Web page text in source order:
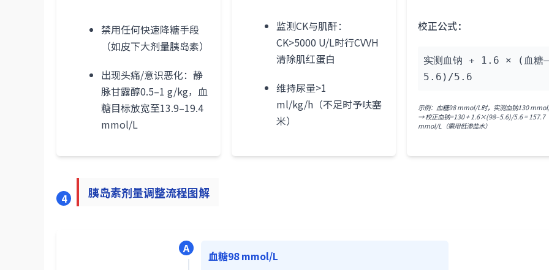
禁用任何快速降糖手段
（如皮下大剂量胰岛素）
出现头痛/意识恶化：静
脉甘露醇0.5–1 g/kg，血
糖目标放宽至13.9–19.4
mmol/L
监测CK与肌酐：
CK>5000 U/L时行CVVH
清除肌红蛋白
维持尿量>1
ml/kg/h（不足时予呋塞
米）
校正公式：
实测血钠 + 1.6 × (血糖–
5.6)/5.6
示例：血糖98 mmol/L时，实测血钠130
→ 校正血钠=130 + 1.6×(98–5.6)/5.6 = 157.7
mmol/L（需用低渗盐水）
4 胰岛素剂量调整流程图解
A
血糖98 mmol/L